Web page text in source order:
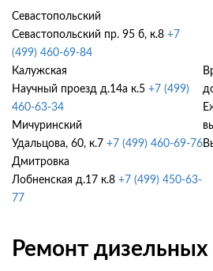
Севастопольский
Севастопольский пр. 95 б, к.8 +7
(499) 460-69-84
Калужская
Научный проезд д.14а к.5 +7 (499)
460-63-34
Мичуринский
Удальцова, 60, к.7 +7 (499) 460-69-76
Дмитровка
Лобненская д.17 к.8 +7 (499) 450-63-
77
Ремонт дизельных